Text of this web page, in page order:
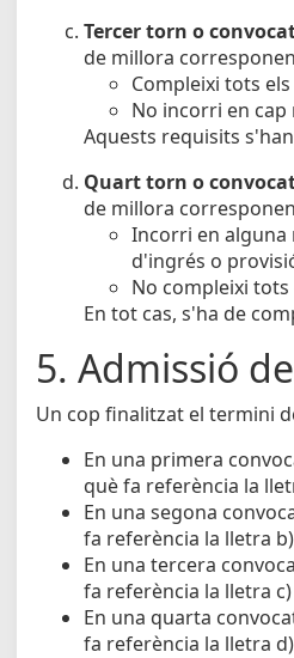
Tercer torn o
de millora
Compleixi tots
No incorri en
Aquests requisits
Quart torn o
de millora
Incorri en alguna
d'ingrés o
No compleixi
En tot cas, s'ha de
5. Admissió
Un cop finalitzat el termini
En una primera
què fa referència la
En una segona
fa referència la lletra
En una tercera
fa referència la lletra
En una quarta
fa referència la lletra